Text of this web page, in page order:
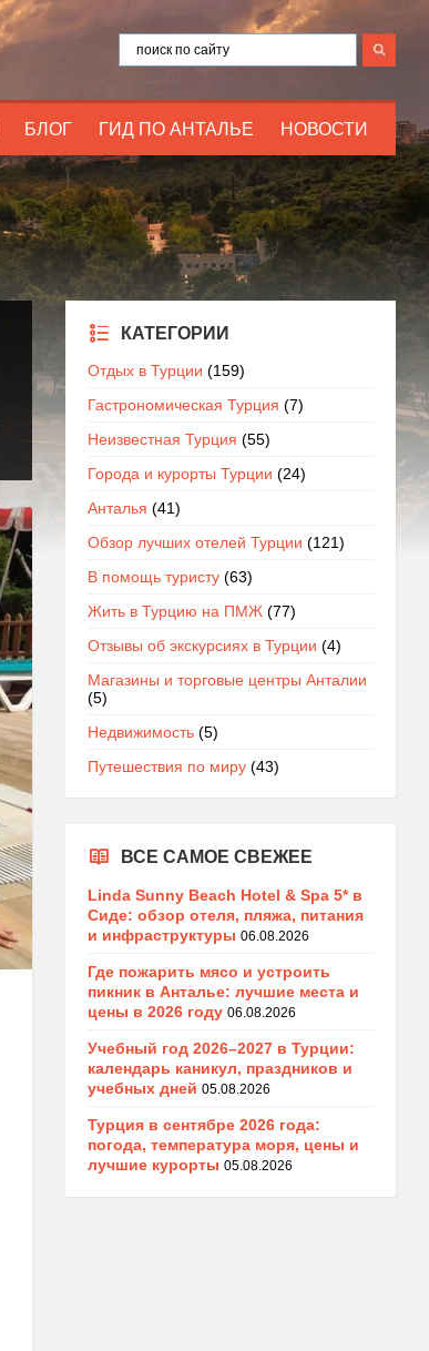
БЛОГ ГИД ПО АНТАЛЬЕ НОВОСТИ
КАТЕГОРИИ
Отдых в Турции (159)
Гастрономическая Турция (7)
Неизвестная Турция (55)
Города и курорты Турции (24)
Анталья (41)
Обзор лучших отелей Турции (121)
В помощь туристу(63)
Жить в Турцию на ПМЖ(77)
Отзывы об экскурсиях в Турции (4)
Магазины и торговые центры Анталии
(5)
Недвижимость(5)
Путешествия по миру(43)
ВСЕ САМОЕ СВЕЖЕЕ
Linda Sunny Beach Hotel & Spa 5* в
Сиде: обзор отеля, пляжа, питания
и инфраструктуры 06.08.2026
Где пожарить мясо и устроить
пикник в Анталье: лучшие места и
цены в 2026 году 06.08.2026
Учебный год 2026–2027 в Турции:
календарь каникул, праздников и
учебных дней 05.08.2026
Турция в сентябре 2026 года:
погода, температура моря, цены и
лучшие курорты 05.08.2026